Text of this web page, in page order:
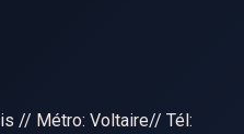
// Métro: Voltaire// Tél: